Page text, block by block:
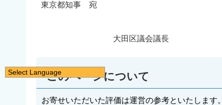
東京都知事 宛
大田区議会議長
このページについて
お寄せいただいた評価は運営の参考といたします。
Select Language